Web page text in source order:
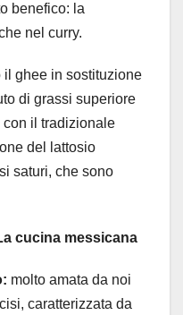
benefico: la
nel curry.
ghee in sostituzione
di grassi superiore
il tradizionale
del lattosio
saturi, che sono
cucina messicana
molto amata da noi
caratterizzata da